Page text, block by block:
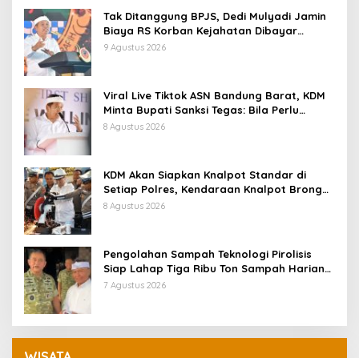
Tak Ditanggung BPJS, Dedi Mulyadi Jamin
Biaya RS Korban Kejahatan Dibayar
Pemprov Jabar
9 Agustus 2026
Viral Live Tiktok ASN Bandung Barat, KDM
Minta Bupati Sanksi Tegas: Bila Perlu
Pemberhentian
8 Agustus 2026
KDM Akan Siapkan Knalpot Standar di
Setiap Polres, Kendaraan Knalpot Brong
Tertangkap Langsung Ganti
8 Agustus 2026
Pengolahan Sampah Teknologi Pirolisis
Siap Lahap Tiga Ribu Ton Sampah Harian
Jawa Barat
7 Agustus 2026